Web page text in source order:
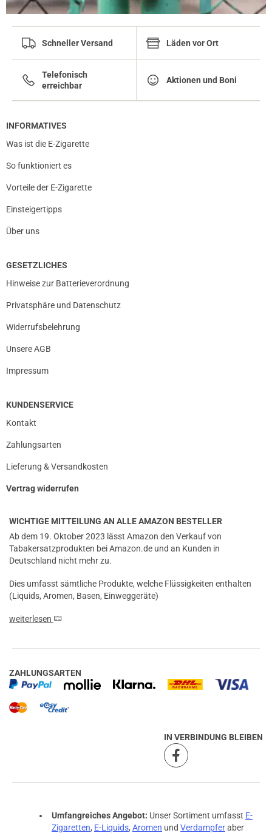
Schneller Versand Läden vor Ort
Telefonisch
erreichbar
Aktionen und Boni
INFORMATIVES
Was ist die E-Zigarette
So funktioniert es
Vorteile der E-Zigarette
Einsteigertipps
Über uns
GESETZLICHES
Hinweise zur Batterieverordnung
Privatsphäre und Datenschutz
Widerrufsbelehrung
Unsere AGB
Impressum
KUNDENSERVICE
Kontakt
Zahlungsarten
Lieferung & Versandkosten
Vertrag widerrufen
WICHTIGE MITTEILUNG AN ALLE AMAZON BESTELLER
Ab dem 19. Oktober 2023 lässt Amazon den Verkauf von
Tabakersatzprodukten bei Amazon.de und an Kunden in
Deutschland nicht mehr zu.
Dies umfasst sämtliche Produkte, welche Flüssigkeiten enthalten
(Liquids, Aromen, Basen, Einweggeräte)
weiterlesen
ZAHLUNGSARTEN
IN VERBINDUNG BLEIBEN
Umfangreiches Angebot: Unser Sortiment umfasst E-
Zigaretten, E-Liquids, Aromen und Verdampferaber